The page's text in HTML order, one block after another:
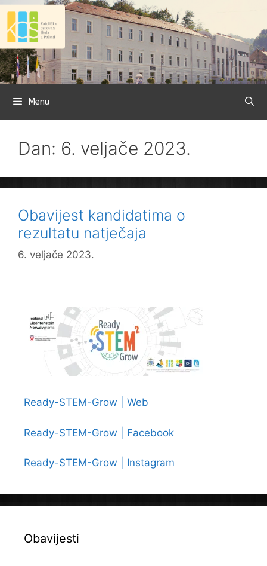
Preskoči
sadržaj
Menu
Dan: 6. veljače 2023.
Obavijest kandidatima o
rezultatu natječaja
6. veljače 2023.
Ready-STEM-Grow | Web
Ready-STEM-Grow | Facebook
Ready-STEM-Grow | Instagram
Obavijesti